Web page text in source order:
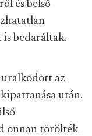
és belső
bedaráltak.
uralkodott az
után.
onnan törölték